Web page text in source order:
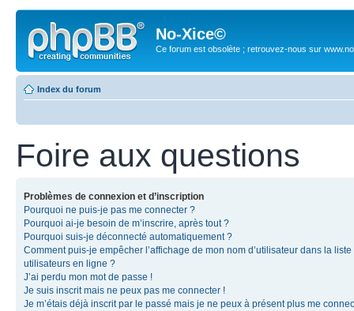
No-Xice©
Ce forum est obsolète ; retrouvez-nous sur
Index du forum
Foire aux questions
Problèmes de connexion et d’inscription
Pourquoi ne puis-je pas me connecter ?
Pourquoi ai-je besoin de m’inscrire, après tout ?
Pourquoi suis-je déconnecté automatiquement ?
Comment puis-je empêcher l’affichage de mon nom d’utilisateur dans la liste
utilisateurs en ligne ?
J’ai perdu mon mot de passe !
Je suis inscrit mais ne peux pas me connecter !
Je m’étais déjà inscrit par le passé mais je ne peux à présent plus me